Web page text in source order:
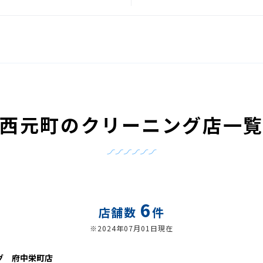
西元町のクリーニング店一覧
店舗数 6件
※2024年07月01日現在
府中栄町店